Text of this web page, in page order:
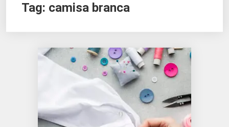
Tag: camisa branca